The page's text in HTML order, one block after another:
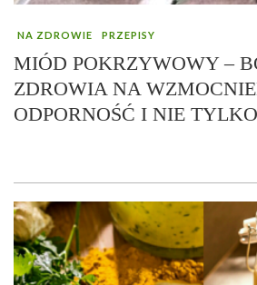
NA ZDROWIE PRZEPISY
MIÓD POKRZYWOWY –
ZDROWIA NA
ODPORNOŚĆ I NIE TYLKO